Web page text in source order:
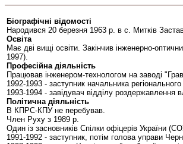
Біографічні відомості
Народився 20 березня 1963 р. в с. Митків
Освіта
Має дві вищі освіти. Закінчив інженерно-
1997).
Професійна діяльність
Працював інженером-технологом на заводі
1992-1993 - заступник начальника
1993-1994 - завідувач відділу роздержавлення
Політична діяльність
В КПРС-КПУ не перебував.
Член Руху з 1989 р.
Один із засновників Спілки офіцерів України
1991-1992 - заступник, потім голова управи